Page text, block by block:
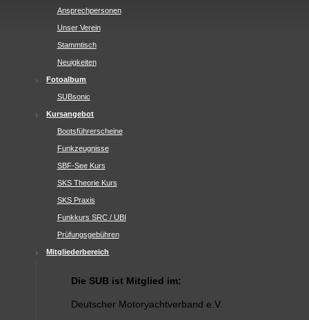
Ansprechpersonen
Unser Verein
Stammtisch
Neuigkeiten
Fotoalbum
SUBsonic
Kursangebot
Bootsführerscheine
Funkzeugnisse
SBF-See Kurs
SKS Theorie Kurs
SKS Praxis
Funkkurs SRC / UBI
Prüfungsgebühren
Mitgliederbereich
Die SUB ist Mitglied im:
Deutscher Motoryachtverband e.V.